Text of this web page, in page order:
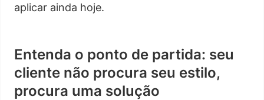
aplicar ainda hoje.
Entenda o ponto de partida: seu
cliente não procura seu estilo,
procura uma solução